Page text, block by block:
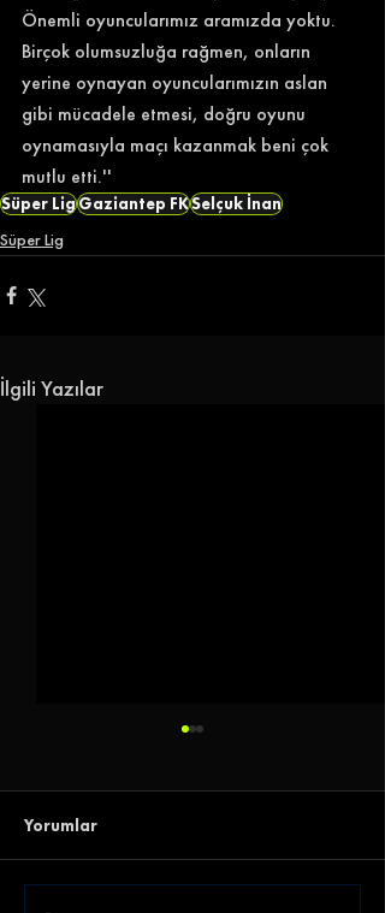
Önemli oyuncularımız aramızda yoktu.
Birçok olumsuzluğa rağmen, onların
yerine oynayan oyuncularımızın aslan
gibi mücadele etmesi, doğru oyunu
oynamasıyla maçı kazanmak beni çok
mutlu etti.''
Süper LigGaziantep FKSelçuk İnan
Süper Lig
İlgili Yazılar
Yorumlar